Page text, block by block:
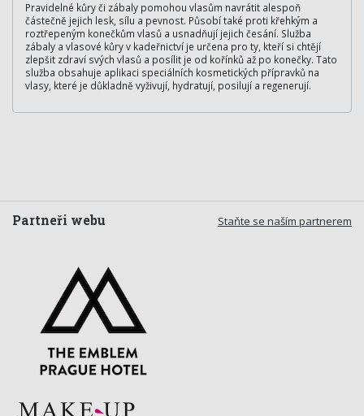
Pravidelné kůry či zábaly pomohou vlasům navrátit alespoň
částečně jejich lesk, sílu a pevnost. Působí také proti křehkým a
roztřepeným konečkům vlasů a usnadňují jejich česání. Služba
zábaly a vlasové kůry v kadeřnictví je určena pro ty, kteří si chtějí
zlepšit zdraví svých vlasů a posílit je od kořínků až po konečky. Tato
služba obsahuje aplikaci speciálních kosmetických přípravků na
vlasy, které je důkladně vyživují, hydratují, posilují a regenerují.
Staňte se naším partnerem
Partneři webu